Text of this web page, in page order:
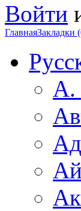
Войти
ГлавнаяЗакладки
А.